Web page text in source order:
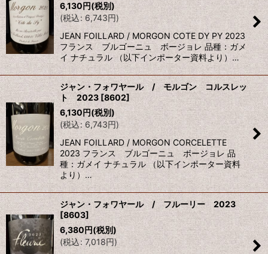
6,130円(税別)
(税込: 6,743円)
JEAN FOILLARD / MORGON COTE DY PY 2023
フランス ブルゴーニュ ボージョレ 品種：ガメ
イ ナチュラル （以下インポーター資料より）…
ジャン・フォワヤール / モルゴン コルスレッ
ト 2023 [8602]
6,130円(税別)
(税込: 6,743円)
JEAN FOILLARD / MORGON CORCELETTE
2023 フランス ブルゴーニュ ボージョレ 品
種：ガメイ ナチュラル （以下インポーター資料
より）…
ジャン・フォワヤール / フルーリー 2023
[8603]
6,380円(税別)
(税込: 7,018円)